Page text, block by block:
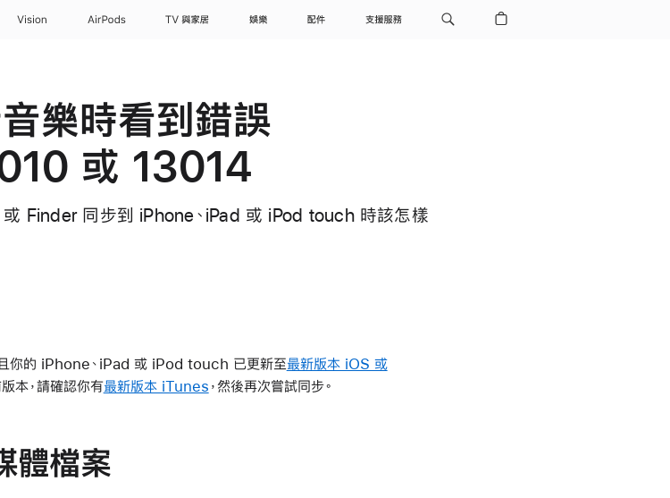
Vision AirPods TV 與家居 娛樂 配件 支援服務
樂時看到錯誤
或 13014
Finder 同步到 iPhone、iPad 或 iPod touch 時該怎樣
且你的 iPhone、iPad 或 iPod touch 已更新至最新版本 iOS 或
本，請確認你有最新版本 iTunes ，然後再次嘗試同步。
體檔案